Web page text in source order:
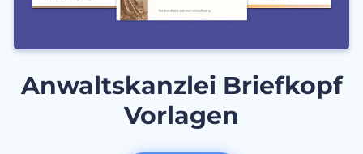
Anwaltskanzlei Briefkopf
Vorlagen